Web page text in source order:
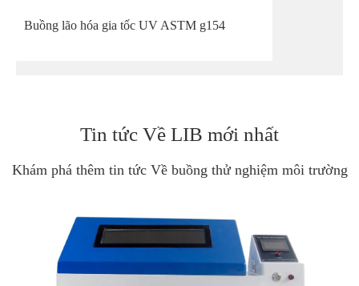
Buồng lão hóa gia tốc UV ASTM g154
Tin tức Về LIB mới nhất
Khám phá thêm tin tức Về buồng thử nghiệm môi trường